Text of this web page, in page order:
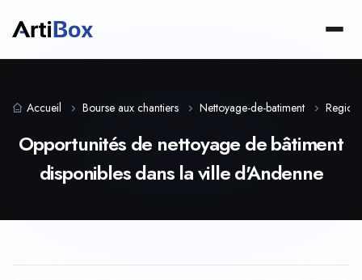
Accueil Bourse aux chantiers Nettoyage-de-batiment
Opportunités de nettoyage de bâtiment
disponibles dans la ville d'Andenne